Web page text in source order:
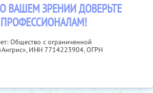
ВАШЕМ ЗРЕНИИ ДОВЕРЬТЕ
ПРОФЕССИОНАЛАМ!
Общество с ограниченной
ИНН 7714223904, ОГРН